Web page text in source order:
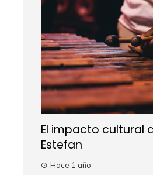
El impacto cultural
Estefan
Hace 1 año